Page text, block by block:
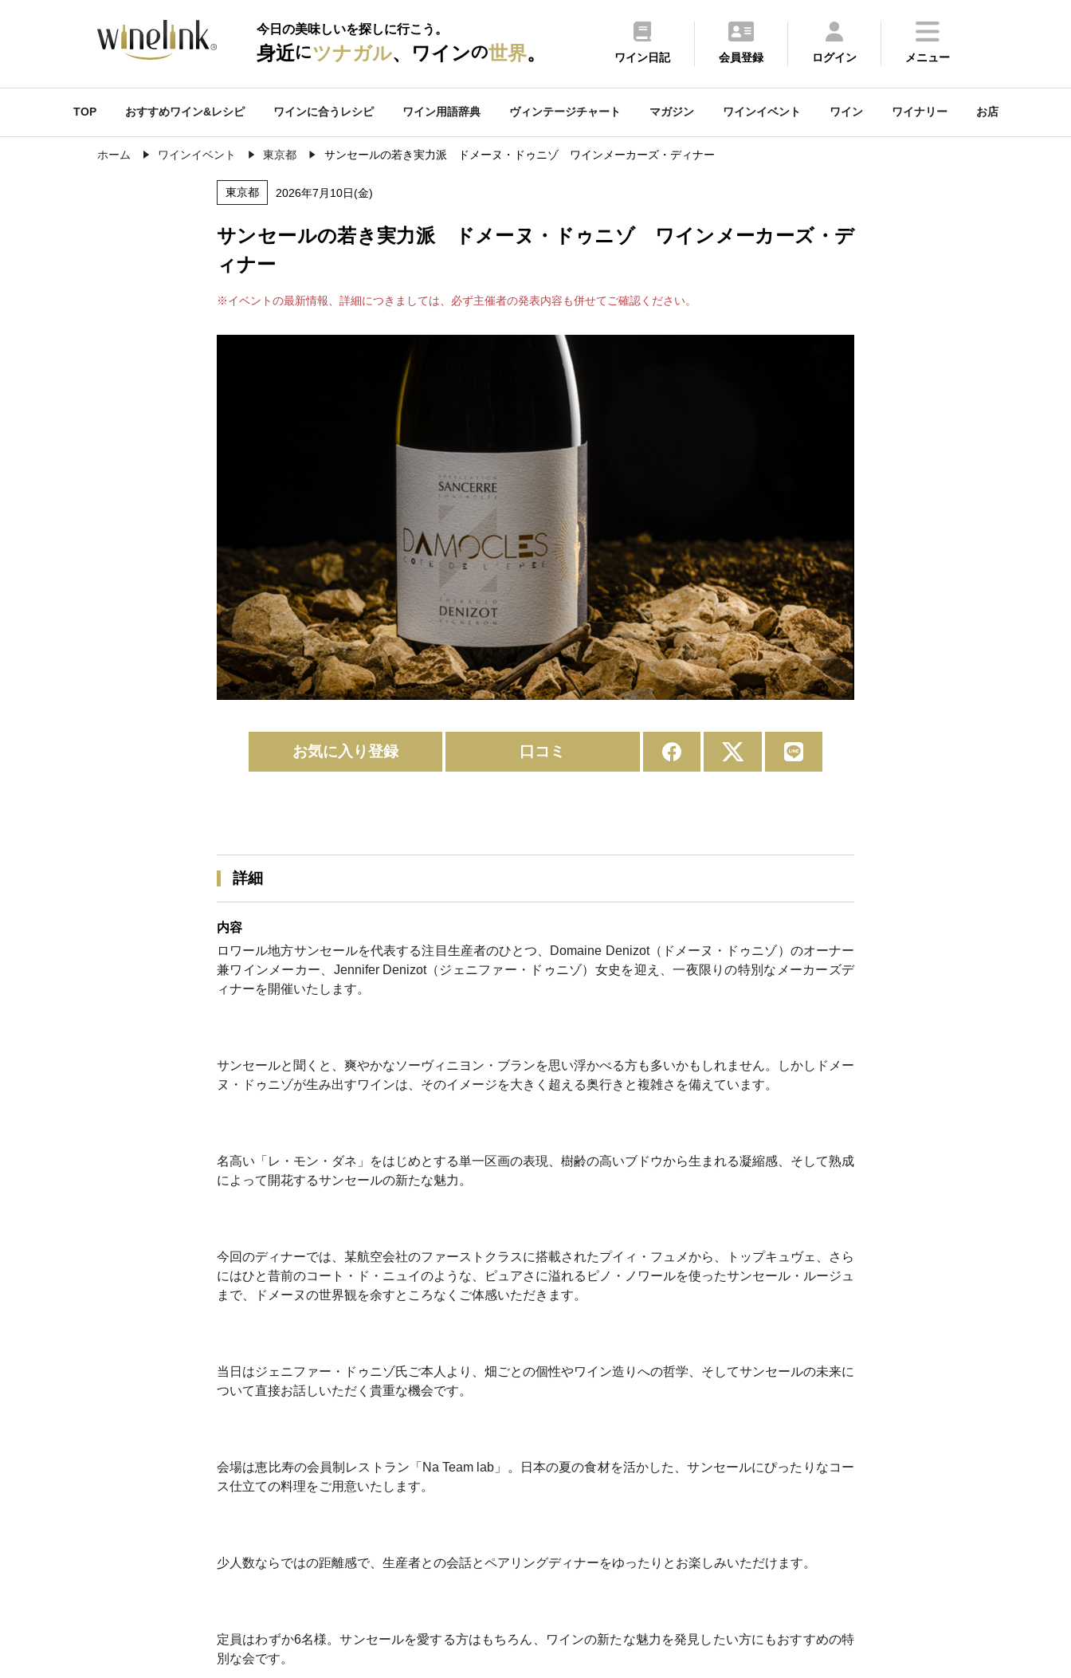
今日の美味しいを探しに行こう。
身近にツナガル、ワインの世界。 ワイン日記 会員登録 ログイン メニュー
TOP おすすめワイン&レシピ ワインに合うレシピ ワイン用語辞典 ヴィンテージチャート マガジン ワインイベント ワイン ワイナリー お店
ホーム ワインイベント 東京都 サンセールの若き実力派 ドメーヌ・ドゥニゾ ワインメーカーズ・ディナー
東京都 2026年7月10日(金)
サンセールの若き実力派 ドメーヌ・ドゥニゾ ワインメーカーズ・デ
ィナー
※イベントの最新情報、詳細につきましては、必ず主催者の発表内容も併せてご確認ください。
お気に入り登録 口コミ
詳細
内容
ロワール地方サンセールを代表する注目生産者のひとつ、Domaine Denizot（ドメーヌ・ドゥニゾ）のオーナー
兼ワインメーカー、Jennifer Denizot（ジェニファー・ドゥニゾ）女史を迎え、一夜限りの特別なメーカーズデ
ィナーを開催いたします。
サンセールと聞くと、爽やかなソーヴィニヨン・ブランを思い浮かべる方も多いかもしれません。しかしドメー
ヌ・ドゥニゾが生み出すワインは、そのイメージを大きく超える奥行きと複雑さを備えています。
名高い「レ・モン・ダネ」をはじめとする単一区画の表現、樹齢の高いブドウから生まれる凝縮感、そして熟成
によって開花するサンセールの新たな魅力。
今回のディナーでは、某航空会社のファーストクラスに搭載されたプイィ・フュメから、トップキュヴェ、さら
にはひと昔前のコート・ド・ニュイのような、ピュアさに溢れるピノ・ノワールを使ったサンセール・ルージュ
まで、ドメーヌの世界観を余すところなくご体感いただきます。
当日はジェニファー・ドゥニゾ氏ご本人より、畑ごとの個性やワイン造りへの哲学、そしてサンセールの未来に
ついて直接お話しいただく貴重な機会です。
会場は恵比寿の会員制レストラン「Na Team lab」。日本の夏の食材を活かした、サンセールにぴったりなコー
ス仕立ての料理をご用意いたします。
少人数ならではの距離感で、生産者との会話とペアリングディナーをゆったりとお楽しみいただけます。
定員はわずか6名様。サンセールを愛する方はもちろん、ワインの新たな魅力を発見したい方にもおすすめの特
別な会です。